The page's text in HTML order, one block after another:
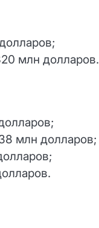
млн долларов.
млн долларов;